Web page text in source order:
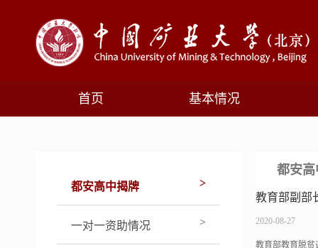
首页 基本情况
都安高中揭牌 >
一对一资助情况 >
都安
教育部副部
2020-08-27
教育部教育脱贫